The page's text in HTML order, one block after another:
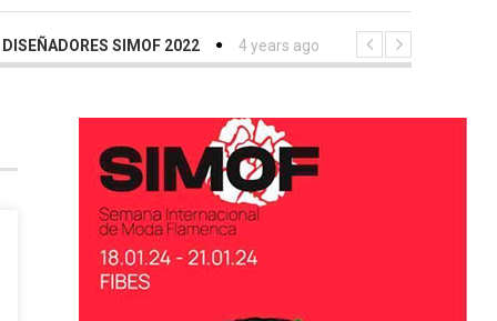
SIMOF 2022 4 years ago - Inauguración SIMOF